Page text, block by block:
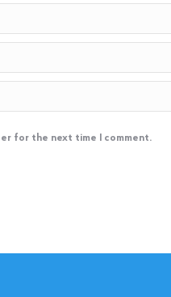
for the next time I comment.